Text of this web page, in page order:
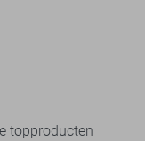
topproducten